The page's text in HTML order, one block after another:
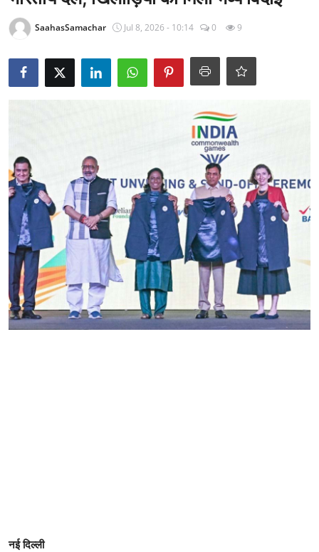
Epaper
टेक
SaahasSamachar Jul 8, 2026 - 10:14 0 9
नई दिल्ली